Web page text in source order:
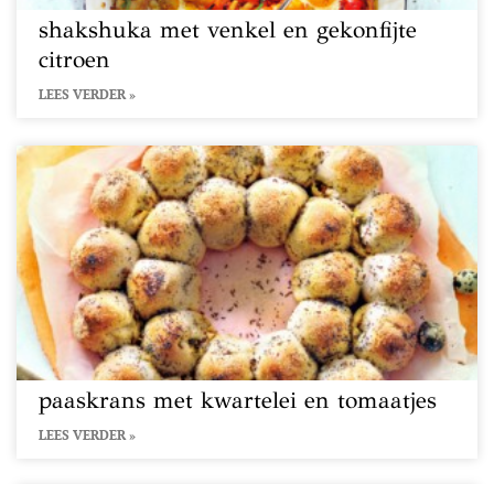
shakshuka met venkel en gekonfijte
citroen
LEES VERDER »
paaskrans met kwartelei en tomaatjes
LEES VERDER »